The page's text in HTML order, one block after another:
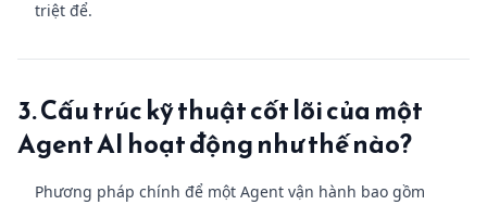
triệt để.
3. Cấu trúc kỹ thuật cốt lõi của một
Agent AI hoạt động như thế nào?
Phương pháp chính để một Agent vận hành bao gồm